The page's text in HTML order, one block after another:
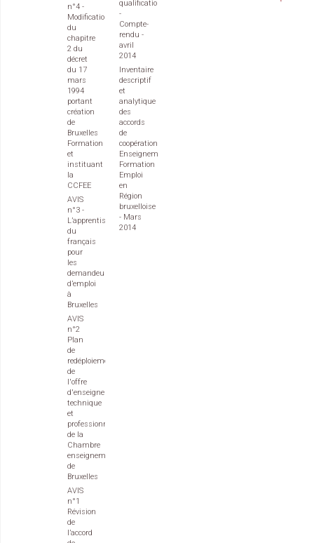
n°4 -
Modification
du
chapitre
2 du
décret
du 17
mars
1994
portant
création
de
Bruxelles
Formation
et
instituant
la
CCFEE
AVIS
n°3 -
L’apprentissage
du
français
pour
les
demandeurs
d’emploi
à
Bruxelles
AVIS
n°2
Plan
de
redéploiement
de
l'offre
d'enseignement
technique
et
professionnel
de la
Chambre
enseignement
de
Bruxelles
AVIS
n°1
Révision
de
l’accord
qualification
-
Compte-
rendu -
avril
2014
Inventaire
descriptif
et
analytique
des
accords
de
coopération
Enseignement
Formation
Emploi
en
Région
bruxelloise
- Mars
2014